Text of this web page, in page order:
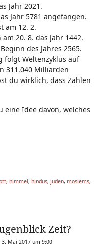
Jahr 2021.
Jahr 5781 angefangen.
am 12. 2.
20. 8. das Jahr 1442.
des Jahres 2565.
folgt Weltenzyklus auf
311.040 Milliarden
du wirklich, dass Zahlen
eine Idee davon, welches
, himmel, hindus, juden, moslems,
Zeit?
3. Mai 2017 um 9:00